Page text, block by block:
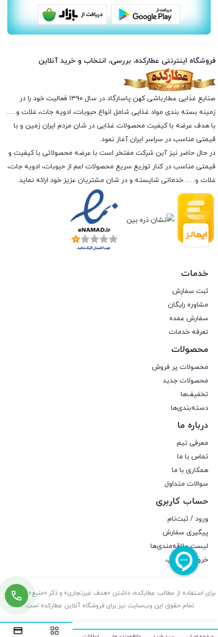
فروشگاه اینترنتی عطارکده، بررسی، انتخاب و خرید آنلاین
صنایع غذایی عطارباشی کهن پاسارگاد در سال ۱۳۹۰ فعالیت خود را در
زمینه بسته بندی مواد غذایی شامل انواع حبوبات، ادویه جات، غلات و…..
با هدف عرضه با کیفیت محصولات غذایی در شان مردم ایران زمین و با
قیمتی مناسب در سراسر ایران آغاز نمود.
در حال حاضر نیز آین شرکت مفتخر است با عرضه محصولاتی با کیفیت و
قیمتی مناسب در کنار توزیع سریع محصولات اعم از حبوبات، ادویه جات،
غلات و….. خدماتی شایسته و در شان مشتریان عزیز خود ارائه نماید.
خدمات
ثبت سفارش
مشاوره رایگان
سفارش عمده
تعرفه خدمات
محصولات
محصولات پر فروش
محصولات جدید
تخفیف‌ها
دسته‌بندی‌ها
درباره ما
معرفی تیم
تماس با ما
همکاری با ما
سوالات متداول
حساب کاربری
ورود / ثبت‌نام
پیگیری سفارش
لیست علاقه‌مندی‌ها
خروج از حساب
برای استفاده از مطالب عطارکده، داشتن «هدف غیرتجاری» و ذکر «منبع» کافیست.
تمام حقوق اين وب‌سايت نیز برای فروشگاه آنلاین عطارکده است.